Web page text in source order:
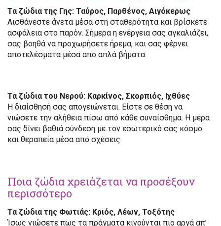
Τα ζώδια της Γης: Ταύρος, Παρθένος, Αιγόκερως
Αισθάνεστε άνετα μέσα στη σταθερότητα και βρίσκετε
ασφάλεια στο παρόν. Σήμερα η ενέργεια σας αγκαλιάζει,
σας βοηθά να προχωρήσετε ήρεμα, και σας φέρνει
αποτελέσματα μέσα από απλά βήματα.
Τα ζώδια του Νερού: Καρκίνος, Σκορπιός, Ιχθύες
Η διαίσθησή σας απογειώνεται. Είστε σε θέση να
νιώσετε την αλήθεια πίσω από κάθε συναίσθημα. Η μέρα
σας δίνει βαθιά σύνδεση με τον εσωτερικό σας κόσμο
και θεραπεία μέσα από σχέσεις.
Ποια ζώδια χρειάζεται να προσέξουν
περισσότερο
Τα ζώδια της Φωτιάς: Κριός, Λέων, Τοξότης
Ίσως νιώσετε πως τα πράγματα κινούνται πιο αργά απ’